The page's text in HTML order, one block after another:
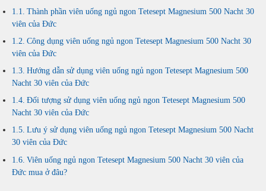
Thành phần viên uống ngủ ngon Tetesept Magnesium 500 Nacht 30
viên của Đức
Công dụng viên uống ngủ ngon Tetesept Magnesium 500 Nacht 30
viên của Đức
Hướng dẫn sử dụng viên uống ngủ ngon Tetesept Magnesium 500
Nacht 30 viên của Đức
Đối tượng sử dụng viên uống ngủ ngon Tetesept Magnesium 500
Nacht 30 viên của Đức
Lưu ý sử dụng viên uống ngủ ngon Tetesept Magnesium 500 Nacht
30 viên của Đức
Viên uống ngủ ngon Tetesept Magnesium 500 Nacht 30 viên của
Đức mua ở đâu?